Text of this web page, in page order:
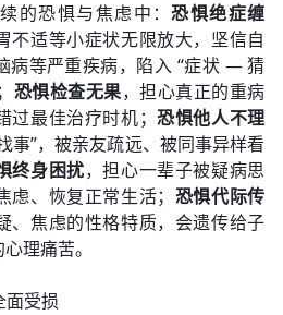
的恐惧与焦虑中：恐惧绝症缠
不适等小症状无限放大，坚信自
病等严重疾病，陷入 “症状 — 猜
恐惧检查无果，担心真正的重病
最佳治疗时机； 恐惧他人不理
事”，被亲友疏远、被同事异样看
终身困扰，担心一辈子被疑病思
、恢复正常生活； 恐惧代际传
、焦虑的性格特质，会遗传给子
理痛苦。
面受损